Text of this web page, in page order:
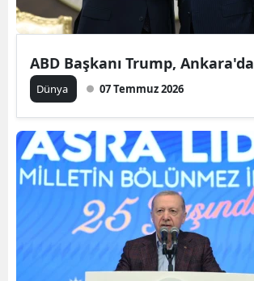
ABD Başkanı Trump, Ankara'da
Dünya 07 Temmuz 2026